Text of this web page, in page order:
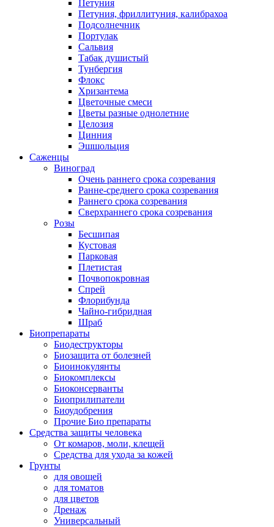
Петуния
Петуния, фриллитуния, калибрахоа
Подсолнечник
Портулак
Сальвия
Табак душистый
Тунбергия
Флокс
Хризантема
Цветочные смеси
Цветы разные однолетние
Целозия
Цинния
Эшшольция
Саженцы
Виноград
Очень раннего срока созревания
Ранне-среднего срока созревания
Раннего срока созревания
Сверхраннего срока созревания
Розы
Бесшипая
Кустовая
Парковая
Плетистая
Почвопокровная
Спрей
Флорибунда
Чайно-гибридная
Шраб
Биопрепараты
Биодеструкторы
Биозащита от болезней
Биоинокулянты
Биокомплексы
Биоконсерванты
Биоприлипатели
Биоудобрения
Прочие Био препараты
Средства защиты человека
От комаров, моли, клещей
Средства для ухода за кожей
Грунты
для овощей
для томатов
для цветов
Дренаж
Универсальный